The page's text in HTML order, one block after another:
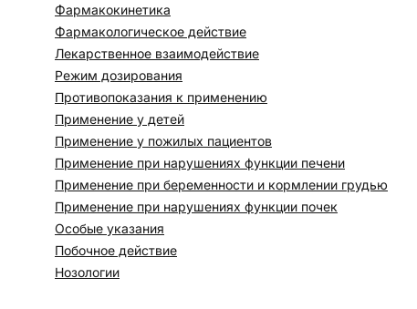
Фармакокинетика
Фармакологическое действие
Лекарственное взаимодействие
Режим дозирования
Противопоказания к применению
Применение у детей
Применение у пожилых пациентов
Применение при нарушениях функции печени
Применение при беременности и кормлении грудью
Применение при нарушениях функции почек
Особые указания
Побочное действие
Нозологии